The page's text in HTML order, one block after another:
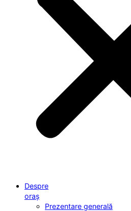
Despre
oraș
Prezentare generală